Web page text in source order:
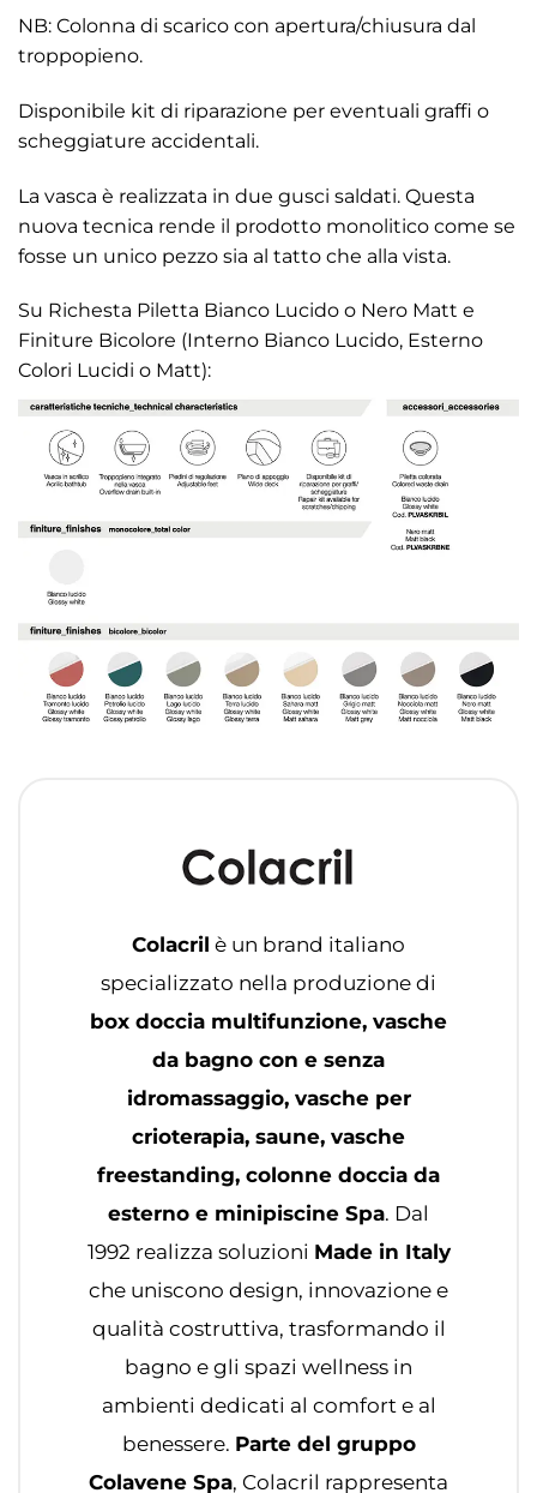
NB: Colonna di scarico con apertura/chiusura dal
troppopieno.
Disponibile kit di riparazione per eventuali graffi o
scheggiature accidentali.
La vasca è realizzata in due gusci saldati. Questa
nuova tecnica rende il prodotto monolitico come se
fosse un unico pezzo sia al tatto che alla vista.
Su Richesta Piletta Bianco Lucido o Nero Matt e
Finiture Bicolore (Interno Bianco Lucido, Esterno
Colori Lucidi o Matt):
Colacril è un brand italiano
specializzato nella produzione di
box doccia multifunzione, vasche
da bagno con e senza
idromassaggio, vasche per
crioterapia, saune, vasche
freestanding, colonne doccia da
esterno e minipiscine Spa. Dal
1992 realizza soluzioni Made in Italy
che uniscono design, innovazione e
qualità costruttiva, trasformando il
bagno e gli spazi wellness in
ambienti dedicati al comfort e al
benessere. Parte del gruppo
Colavene Spa, Colacril rappresenta